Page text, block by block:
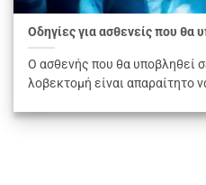
Οδηγίες για ασθενείς που θα
Ο ασθενής που θα υποβληθεί
λοβεκτομή είναι απαραίτητο